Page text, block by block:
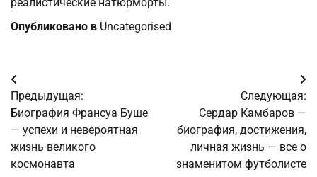
Опубликовано в Uncategorised
Навигация
по
записям
Предыдущая:
Биография Франсуа Буше
— успехи и невероятная
жизнь великого
космонавта
Следующая:
Сердар Камбаров —
биография, достижения,
личная жизнь — все о
знаменитом футболисте